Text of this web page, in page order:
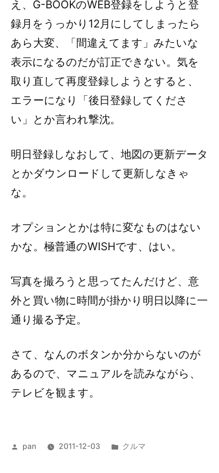
え、G-BOOKのWEB登録をしようと登
録月をうっかり12月にしてしまったら
あら大変、「間違えてます」みたいな
表示になるのだが訂正できない。気を
取り直して再度登録しようとすると、
エラーになり「後日登録してくださ
い」とか言われ撃沈。
明日登録しなおして、地図の更新データ
とかダウンロードして更新しなきゃ
な。
オプションとかは特に変なものはない
かな。極普通のWISHです、はい。
写真を撮ろうと思ってたんだけど、意
外と買い物に時間が掛かり明日以降に一
通り撮る予定。
さて、なんのボタンか分からないのが
あるので、マニュアルを読みながら、
テレビを観ます。
投
pan 2011-12-03
カ
クルマ